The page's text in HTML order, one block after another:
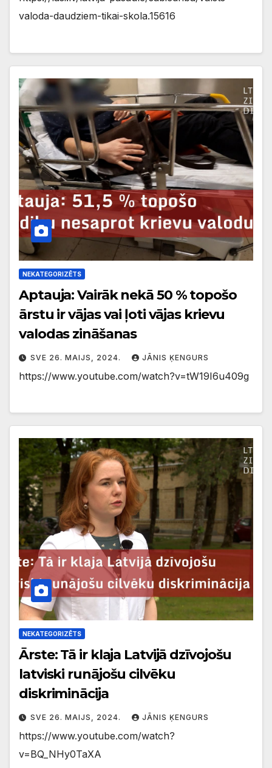
valoda-daudziem-tikai-skola.15616
NEKATEGORIZĒTS
Aptauja: Vairāk nekā 50 % topošo
ārstu ir vājas vai ļoti vājas krievu
valodas zināšanas
SVE 26. MAIJS, 2024. JĀNIS ĶENGURS
https://www.youtube.com/watch?v=tW19I6u409g
NEKATEGORIZĒTS
Ārste: Tā ir klaja Latvijā dzīvojošu
latviski runājošu cilvēku
diskriminācija
SVE 26. MAIJS, 2024. JĀNIS ĶENGURS
https://www.youtube.com/watch?
v=BQ_NHy0TaXA